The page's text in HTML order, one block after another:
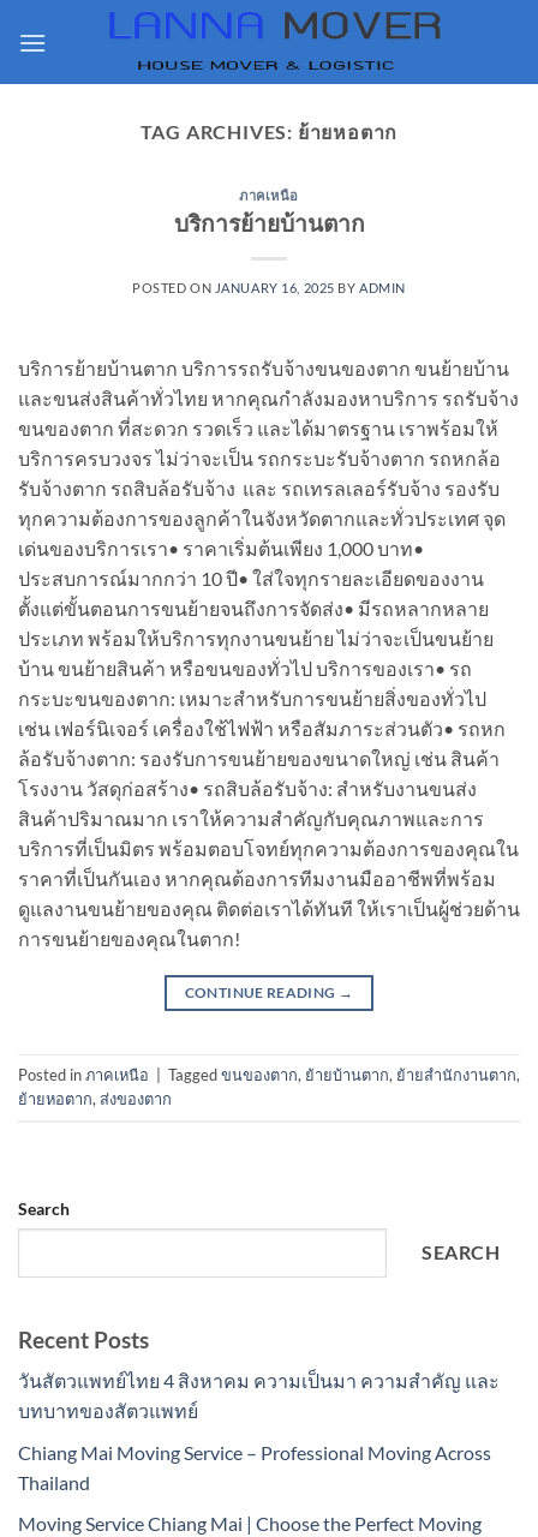
TAG ARCHIVES: ย้ายหอตาก
ภาคเหนือ
บริการย้ายบ้านตาก
POSTED ON JANUARY 16, 2025 BY ADMIN
บริการย้ายบ้านตาก บริการรถรับจ้างขนของตาก ขนย้ายบ้าน
และขนส่งสินค้าทั่วไทย หากคุณกำลังมองหาบริการ รถรับจ้าง
ขนของตาก ที่สะดวก รวดเร็ว และได้มาตรฐาน เราพร้อมให้
บริการครบวงจร ไม่ว่าจะเป็น รถกระบะรับจ้างตาก รถหกล้อ
รับจ้างตาก รถสิบล้อรับจ้าง และ รถเทรลเลอร์รับจ้าง รองรับ
ทุกความต้องการของลูกค้าในจังหวัดตากและทั่วประเทศ จุด
เด่นของบริการเรา• ราคาเริ่มต้นเพียง 1,000 บาท•
ประสบการณ์มากกว่า 10 ปี• ใส่ใจทุกรายละเอียดของงาน
ตั้งแต่ขั้นตอนการขนย้ายจนถึงการจัดส่ง• มีรถหลากหลาย
ประเภท พร้อมให้บริการทุกงานขนย้าย ไม่ว่าจะเป็นขนย้าย
บ้าน ขนย้ายสินค้า หรือขนของทั่วไป บริการของเรา• รถ
กระบะขนของตาก: เหมาะสำหรับการขนย้ายสิ่งของทั่วไป
เช่น เฟอร์นิเจอร์ เครื่องใช้ไฟฟ้า หรือสัมภาระส่วนตัว• รถหก
ล้อรับจ้างตาก: รองรับการขนย้ายของขนาดใหญ่ เช่น สินค้า
โรงงาน วัสดุก่อสร้าง• รถสิบล้อรับจ้าง: สำหรับงานขนส่ง
สินค้าปริมาณมาก เราให้ความสำคัญกับคุณภาพและการ
บริการที่เป็นมิตร พร้อมตอบโจทย์ทุกความต้องการของคุณใน
ราคาที่เป็นกันเอง หากคุณต้องการทีมงานมืออาชีพที่พร้อม
ดูแลงานขนย้ายของคุณ ติดต่อเราได้ทันที ให้เราเป็นผู้ช่วยด้าน
การขนย้ายของคุณในตาก!
CONTINUE READING →
Posted inภาคเหนือ Taggedขนของตาก, ย้ายบ้านตาก, ย้ายสำนักงานตาก,
ย้ายหอตาก, ส่งของตาก
Search
SEARCH
Recent Posts
วันสัตวแพทย์ไทย 4 สิงหาคม ความเป็นมา ความสำคัญ และ
บทบาทของสัตวแพทย์
Chiang Mai Moving Service – Professional Moving Across
Thailand
Moving Service Chiang Mai | Choose the Perfect Moving